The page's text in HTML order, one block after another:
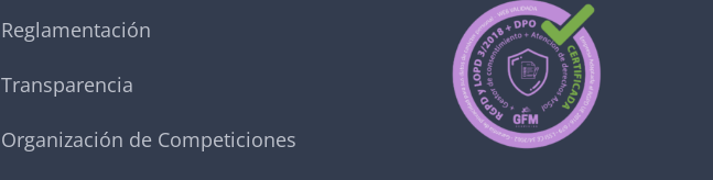
Reglamentación
Transparencia
Organización de Competiciones